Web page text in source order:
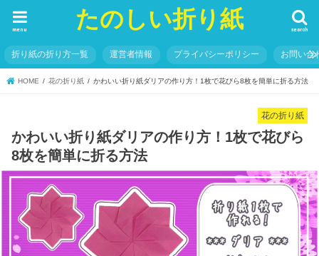
たのしい折り紙 search
menu
折り紙の折り方一覧 運営者情報 プライバシーポリシー お問い合
HOME 花の折り紙 かわいい折り紙ダリアの作り方！1枚で花びら8枚を簡単に折る方法
花の折り紙
かわいい折り紙ダリアの作り方！1枚で花びら
8枚を簡単に折る方法